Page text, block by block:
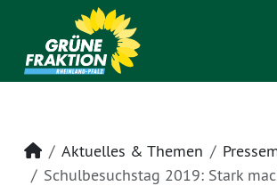
Startseite
Aktuelles & Themen
Schulbesuchstag 2019: Stark machen für